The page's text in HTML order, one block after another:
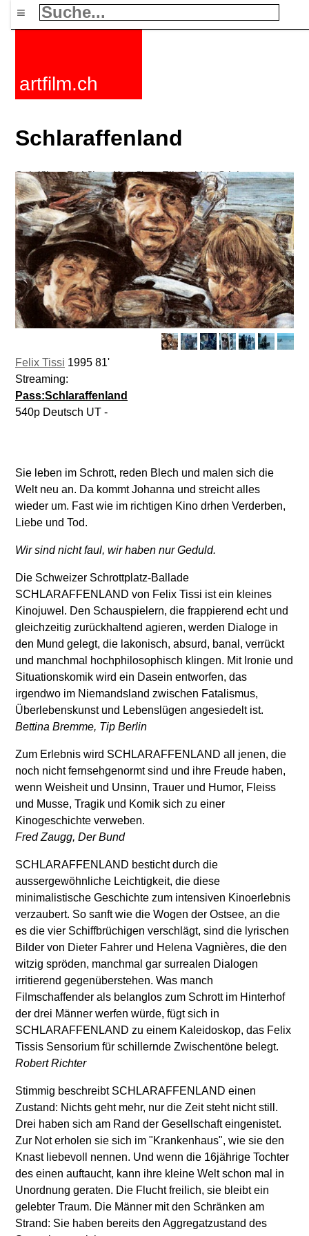
≡
artfilm.ch
Schlaraffenland
Felix Tissi 1995 81'
Streaming:
Pass:Schlaraffenland
540p Deutsch UT -
Sie leben im Schrott, reden Blech und malen sich die
Welt neu an. Da kommt Johanna und streicht alles
wieder um. Fast wie im richtigen Kino drhen Verderben,
Liebe und Tod.
Wir sind nicht faul, wir haben nur Geduld.
Die Schweizer Schrottplatz-Ballade
SCHLARAFFENLAND von Felix Tissi ist ein kleines
Kinojuwel. Den Schauspielern, die frappierend echt und
gleichzeitig zurückhaltend agieren, werden Dialoge in
den Mund gelegt, die lakonisch, absurd, banal, verrückt
und manchmal hochphilosophisch klingen. Mit Ironie und
Situationskomik wird ein Dasein entworfen, das
irgendwo im Niemandsland zwischen Fatalismus,
Überlebenskunst und Lebenslügen angesiedelt ist.
Bettina Bremme, Tip Berlin
Zum Erlebnis wird SCHLARAFFENLAND all jenen, die
noch nicht fernsehgenormt sind und ihre Freude haben,
wenn Weisheit und Unsinn, Trauer und Humor, Fleiss
und Musse, Tragik und Komik sich zu einer
Kinogeschichte verweben.
Fred Zaugg, Der Bund
SCHLARAFFENLAND besticht durch die
aussergewöhnliche Leichtigkeit, die diese
minimalistische Geschichte zum intensiven Kinoerlebnis
verzaubert. So sanft wie die Wogen der Ostsee, an die
es die vier Schiffbrüchigen verschlägt, sind die lyrischen
Bilder von Dieter Fahrer und Helena Vagnières, die den
witzig spröden, manchmal gar surrealen Dialogen
irritierend gegenüberstehen. Was manch
Filmschaffender als belanglos zum Schrott im Hinterhof
der drei Männer werfen würde, fügt sich in
SCHLARAFFENLAND zu einem Kaleidoskop, das Felix
Tissis Sensorium für schillernde Zwischentöne belegt.
Robert Richter
Stimmig beschreibt SCHLARAFFENLAND einen
Zustand: Nichts geht mehr, nur die Zeit steht nicht still.
Drei haben sich am Rand der Gesellschaft eingenistet.
Zur Not erholen sie sich im "Krankenhaus", wie sie den
Knast liebevoll nennen. Und wenn die 16jährige Tochter
des einen auftaucht, kann ihre kleine Welt schon mal in
Unordnung geraten. Die Flucht freilich, sie bleibt ein
gelebter Traum. Die Männer mit den Schränken am
Strand: Sie haben bereits den Aggregatzustand des
Spielfilme Dokfilme Kurzfilme Filmzyklen Stichworte
Nachrichten F-Rated FAQ Kontakt Maillist
Warenkorb
AGB KaufenAktivierenAbo
216.73.217.94